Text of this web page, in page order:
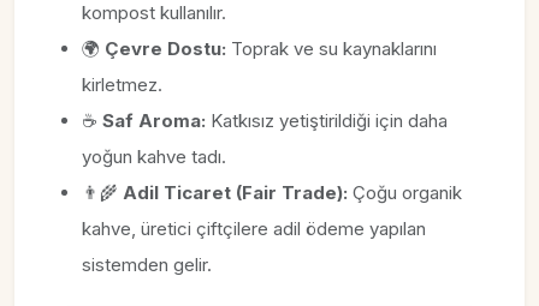
kompost kullanılır.
🌍 Çevre Dostu: Toprak ve su kaynaklarını
kirletmez.
☕ Saf Aroma: Katkısız yetiştirildiği için daha
yoğun kahve tadı.
👨‍🌾 Adil Ticaret (Fair Trade): Çoğu organik
kahve, üretici çiftçilere adil ödeme yapılan
sistemden gelir.